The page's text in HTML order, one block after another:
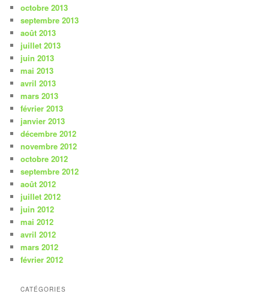
octobre 2013
septembre 2013
août 2013
juillet 2013
juin 2013
mai 2013
avril 2013
mars 2013
février 2013
janvier 2013
décembre 2012
novembre 2012
octobre 2012
septembre 2012
août 2012
juillet 2012
juin 2012
mai 2012
avril 2012
mars 2012
février 2012
CATÉGORIES